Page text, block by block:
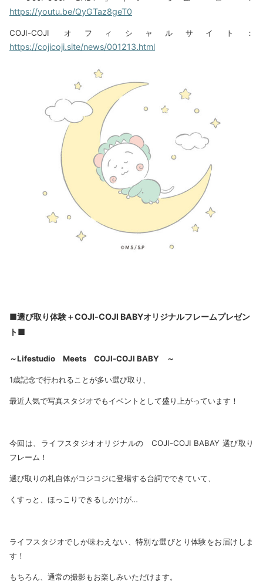
https://youtu.be/QyGTaz8geT0
COJI-COJI オフィシャルサイト：
https://cojicoji.site/news/001213.html
■選び取り体験＋COJI-COJI BABYオリジナルフレームプレゼン
ト■
～Lifestudio Meets COJI-COJI BABY ～
1歳記念で行われることが多い選び取り、
最近人気で写真スタジオでもイベントとして盛り上がっています！
今回は、ライフスタジオオリジナルの COJI-COJI BABAY 選び取り
フレーム！
選び取りの札自体がコジコジに登場する台詞でできていて、
くすっと、ほっこりできるしかけが…
ライフスタジオでしか味わえない、特別な選びとり体験をお届けしま
す！
もちろん、通常の撮影もお楽しみいただけます。